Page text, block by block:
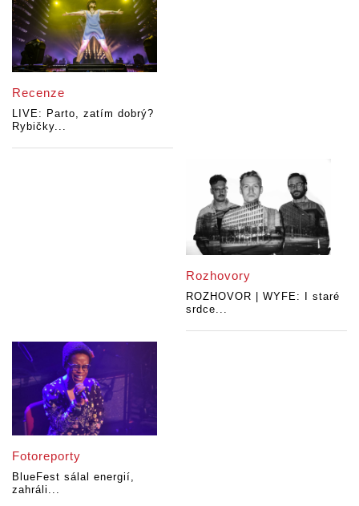
Recenze
LIVE: Parto, zatím dobrý?
Rybičky...
Rozhovory
ROZHOVOR | WYFE: I staré
srdce...
Fotoreporty
BlueFest sálal energií,
zahráli...